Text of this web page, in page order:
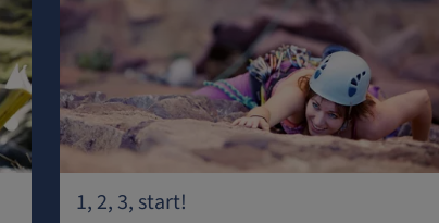
1, 2, 3, start!